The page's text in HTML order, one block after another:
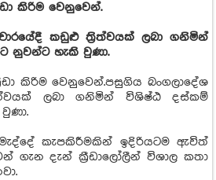
කිරිම වෙනුවෙන්.
කඩුළු ත්‍රිත්වයක් ලබා ගනිමින්
නුවන්ට හැකි වුණා.
කිරිම වෙනුවෙන්.පසුගිය බංගලාදේශ
ලබා ගනිමින් විශිෂ්ඨ දස්කම්
කැපකිරීමකින් ඉදිරියටම ඇවිත්
දැන් ක්‍රීඩාලෝලීන් විශාල කතා